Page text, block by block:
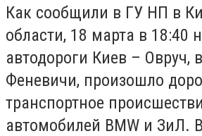
Как сообщили в ГУ НП в
области, 18 марта в 18:40
автодороги Киев – Овруч,
Феневичи, произошло
транспортное
автомобилей BMW и ЗиЛ. В